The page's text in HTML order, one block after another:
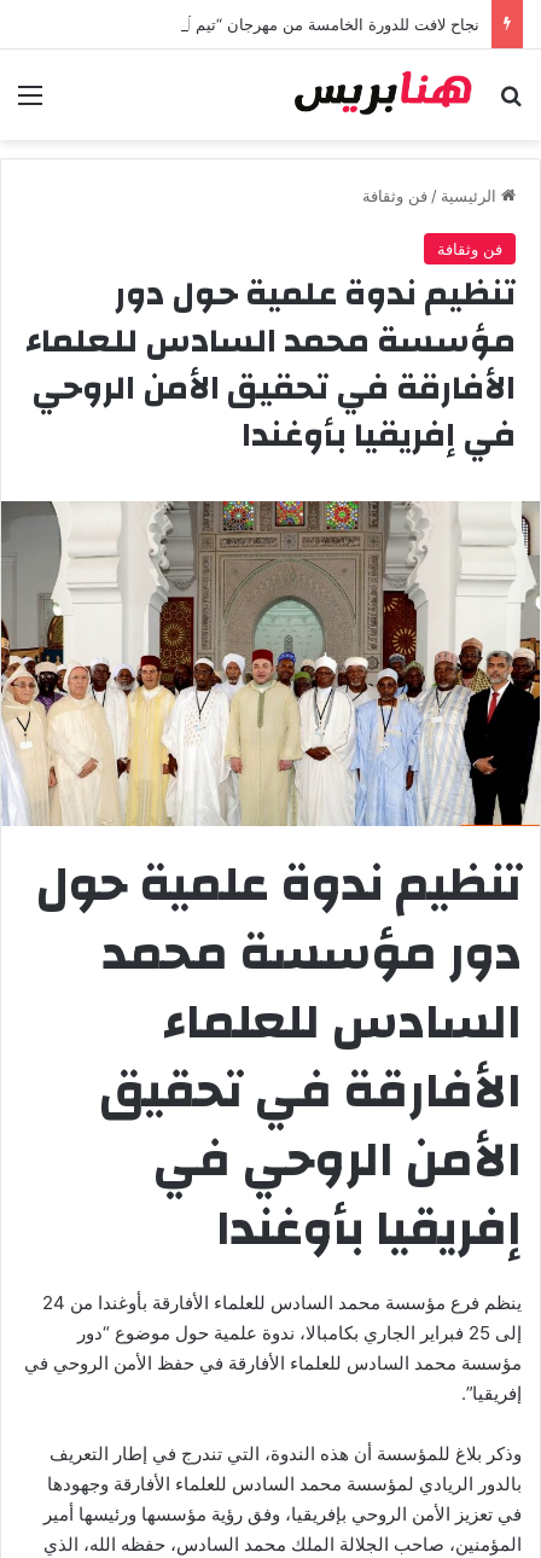
بحث عن
الرئيسية / فن وثقافة
فن وثقافة
تنظيم ندوة علمية حول دور
مؤسسة محمد السادس للعلماء
الأفارقة في تحقيق الأمن الروحي
في إفريقيا بأوغندا
تنظيم ندوة علمية حول
دور مؤسسة محمد
السادس للعلماء
الأفارقة في تحقيق
الأمن الروحي في
إفريقيا بأوغندا
ينظم فرع مؤسسة محمد السادس للعلماء الأفارقة بأوغندا من 24
إلى 25 فبراير الجاري بكامبالا، ندوة علمية حول موضوع “دور
مؤسسة محمد السادس للعلماء الأفارقة في حفظ الأمن الروحي في
إفريقيا”.
وذكر بلاغ للمؤسسة أن هذه الندوة، التي تندرج في إطار التعريف
بالدور الريادي لمؤسسة محمد السادس للعلماء الأفارقة وجهودها
في تعزيز الأمن الروحي بإفريقيا، وفق رؤية مؤسسها ورئيسها أمير
المؤمنين، صاحب الجلالة الملك محمد السادس، حفظه الله، الذي